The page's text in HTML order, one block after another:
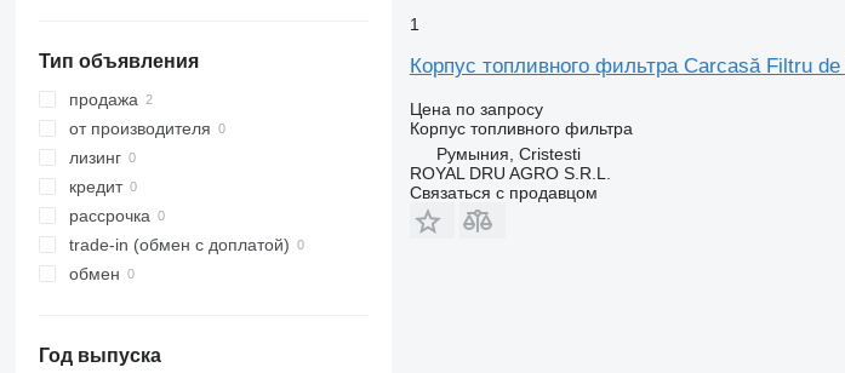
Тип объявления
продажа
от производителя
лизинг
кредит
рассрочка
trade-in (обмен с доплатой)
обмен
Год выпуска
1
Корпус топливного фильтра Carcasă Filtru
Цена по запросу
Корпус топливного фильтра
Румыния, Cristesti
ROYAL DRU AGRO S.R.L.
Связаться с продавцом